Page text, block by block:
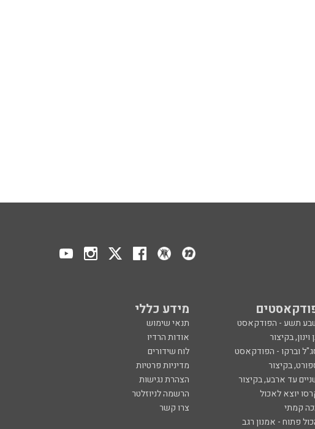
מידע כללי
תשע - הפודקאסט
תנאי שימוש
וינון, בקיצור
אודות הרדיו
וברקו - הפודקאסט
לוח שידורים
בקיצור
מדיניות פרטיות
עד ארבע, בקיצור
הצהרת נגישות
יוצא לאכול
הרשמה לניוזלטר
קמתי
צרו קשר
פתוח - אמנון רגב